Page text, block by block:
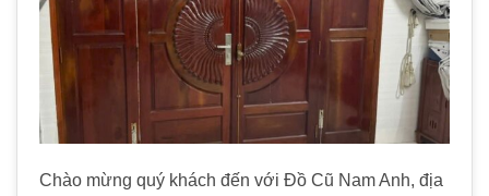
Chào mừng quý khách đến với Đồ Cũ Nam Anh, địa